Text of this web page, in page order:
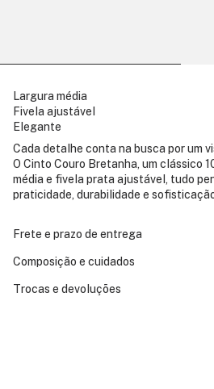
Largura média
Fivela ajustável
Elegante
Cada detalhe conta na busca por um
O Cinto Couro Bretanha, um clássico
média e fivela prata ajustável, tudo
praticidade, durabilidade e
Frete e prazo de entrega
Composição e cuidados
Trocas e devoluções